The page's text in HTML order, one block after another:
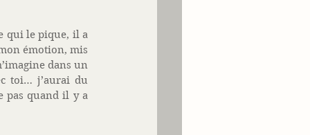
qui le pique, il a
émotion, mis
dans un
toi… j’aurai du
pas quand il y a